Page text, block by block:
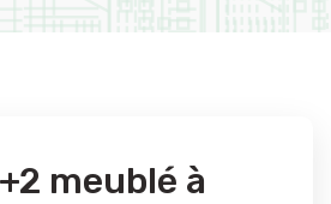
meublé à